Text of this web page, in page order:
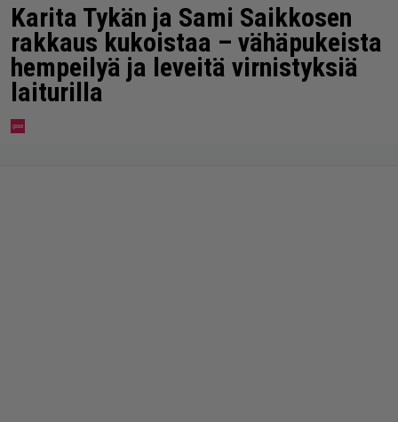
Karita Tykän ja Sami Saikkosen
rakkaus kukoistaa – vähäpukeista
hempeilyä ja leveitä virnistyksiä
laiturilla